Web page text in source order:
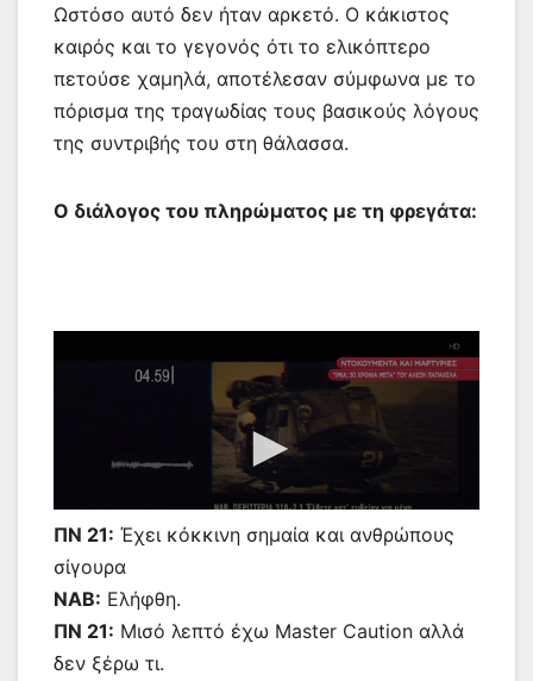
Ωστόσο αυτό δεν ήταν αρκετό. Ο κάκιστος
καιρός και το γεγονός ότι το ελικόπτερο
πετούσε χαμηλά, αποτέλεσαν σύμφωνα με το
πόρισμα της τραγωδίας τους βασικούς λόγους
της συντριβής του στη θάλασσα.
Ο διάλογος του πληρώματος με τη φρεγάτα:
ΠΝ 21: Έχει κόκκινη σημαία και ανθρώπους
σίγουρα
ΝΑΒ: Ελήφθη.
ΠΝ 21: Μισό λεπτό έχω Master Caution αλλά
δεν ξέρω τι.